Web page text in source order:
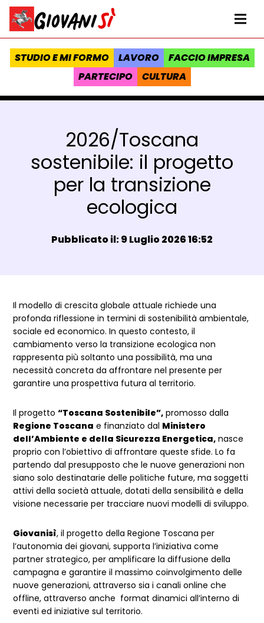
Vai al contenuto
Homepage Giovanisì - Progetto della Regione Toscana
STUDIO E MI FORMO LAVORO
FACCIO IMPRESA
PARTECIPO
CULTURA
2026/Toscana
sostenibile: il progetto
per la transizione
ecologica
Data e ora:
Pubblicato il: 9 Luglio 2026 16:52
Dettagli articolo
Il modello di crescita globale attuale richiede una
profonda riflessione in termini di sostenibilità ambientale,
sociale ed economico. In questo contesto, il
cambiamento verso la transizione ecologica non
rappresenta più soltanto una possibilità, ma una
necessità concreta da affrontare nel presente per
garantire una prospettiva futura al territorio.
Il progetto“Toscana Sostenibile”, promosso dalla
Regione Toscana e finanziato dal Ministero
dell’Ambiente e della Sicurezza Energetica, nasce
proprio con l’obiettivo di affrontare queste sfide. Lo fa
partendo dal presupposto che le nuove generazioni non
siano solo destinatarie delle politiche future, ma soggetti
attivi della società attuale, dotati della sensibilità e della
visione necessarie per tracciare nuovi modelli di sviluppo.
Giovanisì, il progetto della Regione Toscana per
l’autonomia dei giovani, supporta l’iniziativa come
partner strategico, per amplificare la diffusione della
campagna e garantire il massimo coinvolgimento delle
nuove generazioni, attraverso sia i canali online che
offline, attraverso anche format dinamici all’interno di
eventi ed iniziative sul territorio.